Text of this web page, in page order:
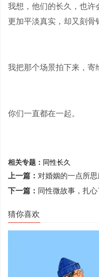
我想，他们的长久，也
更加平淡真实，却又刻骨
我把那个场景拍下来，寄
你们一直都在一起。
相关专题： 同性长久
上一篇： 对婚姻的一点所思
下一篇： 同性微故事，扎心
猜你喜欢